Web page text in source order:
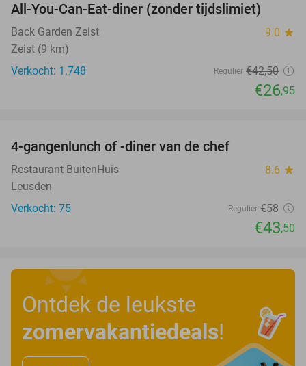
All-You-Can-Eat-diner (zonder tijdslimiet)
Back Garden Zeist 9.0 star
Zeist (9 km)
Verkocht: 1.748
Regulier €42,50
€26,95
4-gangenlunch of -diner van de chef
Restaurant BuitenHuis 8.6 star
Leusden
Verkocht: 75
Regulier €58
€43,50
Ontdek de leukste
zomervakantiedeals!